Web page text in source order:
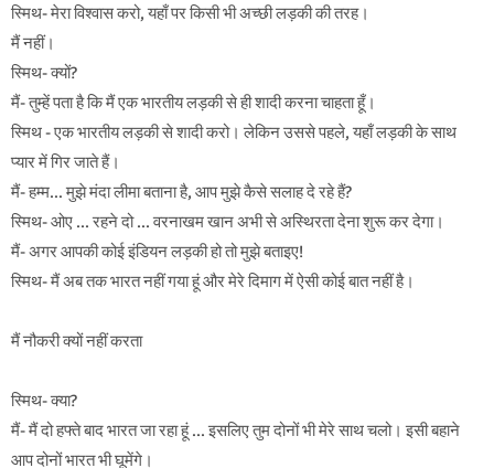
स्मिथ- मेरा विश्वास करो, यहाँ पर किसी भी अच्छी लड़की की तरह।
मैं नहीं।
स्मिथ- क्यों?
मैं- तुम्हें पता है कि मैं एक भारतीय लड़की से ही शादी करना चाहता हूँ।
स्मिथ - एक भारतीय लड़की से शादी करो। लेकिन उससे पहले, यहाँ लड़की के साथ
प्यार में गिर जाते हैं।
मैं- हम्म… मुझे मंदा लीमा बताना है, आप मुझे कैसे सलाह दे रहे हैं?
स्मिथ- ओए ... रहने दो ... वरनाखम खान अभी से अस्थिरता देना शुरू कर देगा।
मैं- अगर आपकी कोई इंडियन लड़की हो तो मुझे बताइए!
स्मिथ- मैं अब तक भारत नहीं गया हूं और मेरे दिमाग में ऐसी कोई बात नहीं है।
मैं नौकरी क्यों नहीं करता
स्मिथ- क्या?
मैं- मैं दो हफ्ते बाद भारत जा रहा हूं ... इसलिए तुम दोनों भी मेरे साथ चलो। इसी बहाने
आप दोनों भारत भी घूमेंगे।